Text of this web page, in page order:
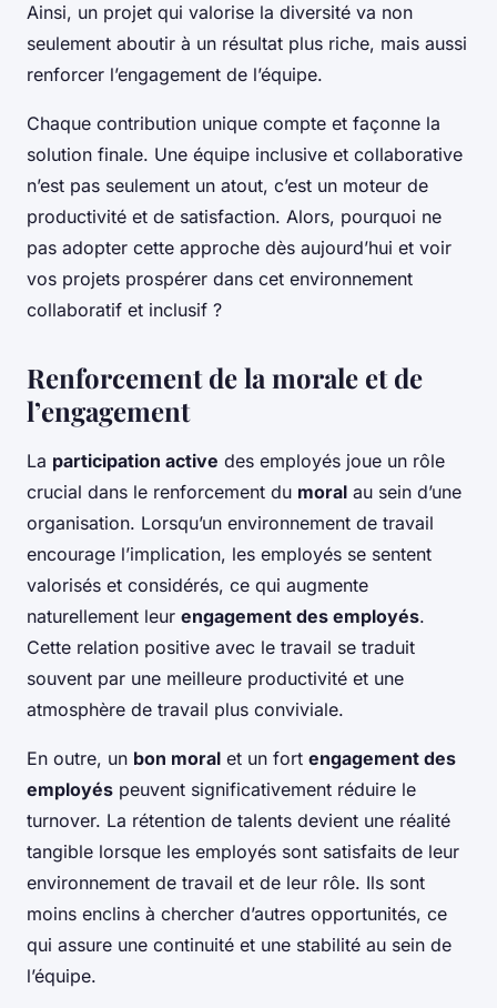
Ainsi, un projet qui valorise la diversité va non
seulement aboutir à un résultat plus riche, mais aussi
renforcer l’engagement de l’équipe.
Chaque contribution unique compte et façonne la
solution finale. Une équipe inclusive et collaborative
n’est pas seulement un atout, c’est un moteur de
productivité et de satisfaction. Alors, pourquoi ne
pas adopter cette approche dès aujourd’hui et voir
vos projets prospérer dans cet environnement
collaboratif et inclusif ?
Renforcement de la morale et de
l’engagement
La participation active des employés joue un rôle
crucial dans le renforcement du moral au sein d’une
organisation. Lorsqu’un environnement de travail
encourage l’implication, les employés se sentent
valorisés et considérés, ce qui augmente
naturellement leur engagement des employés.
Cette relation positive avec le travail se traduit
souvent par une meilleure productivité et une
atmosphère de travail plus conviviale.
En outre, un bon moral et un fort engagement des
employés peuvent significativement réduire le
turnover. La rétention de talents devient une réalité
tangible lorsque les employés sont satisfaits de leur
environnement de travail et de leur rôle. Ils sont
moins enclins à chercher d’autres opportunités, ce
qui assure une continuité et une stabilité au sein de
l’équipe.